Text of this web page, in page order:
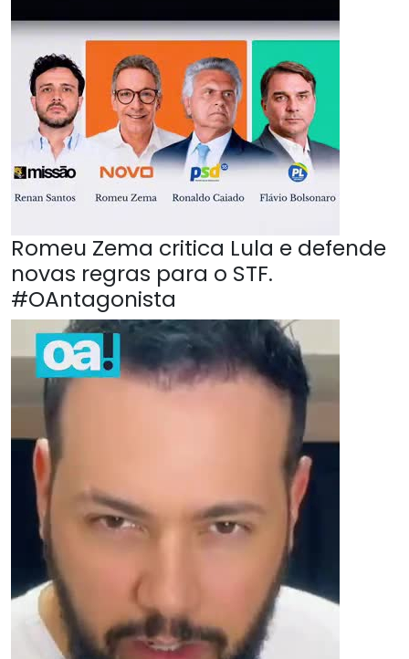
Romeu Zema critica Lula e defende
novas regras para o STF.
#OAntagonista